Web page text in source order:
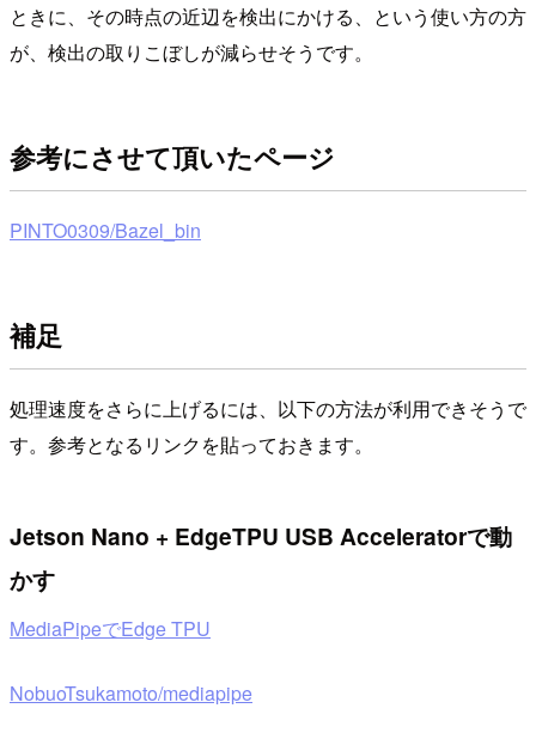
ときに、その時点の近辺を検出にかける、という使い方の方
が、検出の取りこぼしが減らせそうです。
参考にさせて頂いたページ
PINTO0309/Bazel_bin
補足
処理速度をさらに上げるには、以下の方法が利用できそうで
す。参考となるリンクを貼っておきます。
Jetson Nano + EdgeTPU USB Acceleratorで動
かす
MediaPipeでEdge TPU
NobuoTsukamoto/mediapipe